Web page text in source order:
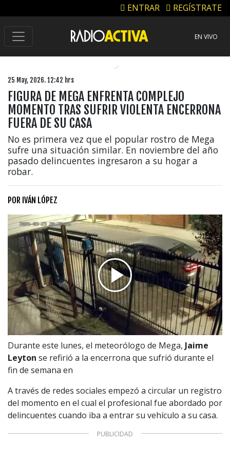
ENTRAR REGÍSTRATE
EN VIVO
25 May, 2026. 12:42 hrs
FIGURA DE MEGA ENFRENTA COMPLEJO
MOMENTO TRAS SUFRIR VIOLENTA ENCERRONA
FUERA DE SU CASA
No es primera vez que el popular rostro de Mega
sufre una situación similar. En noviembre del año
pasado delincuentes ingresaron a su hogar a
robar.
POR IVÁN LÓPEZ
Durante este lunes, el meteorólogo de Mega, Jaime
Leyton se refirió a la encerrona que sufrió durante el
fin de semana en
A través de redes sociales empezó a circular un registro
del momento en el cual el profesional fue abordado por
delincuentes cuando iba a entrar su vehículo a su casa.